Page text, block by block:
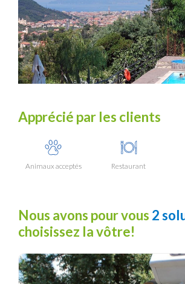
Apprécié par les clients
Animaux acceptés Restaurant
Nous avons pour vous 2
choisissez la vôtre!